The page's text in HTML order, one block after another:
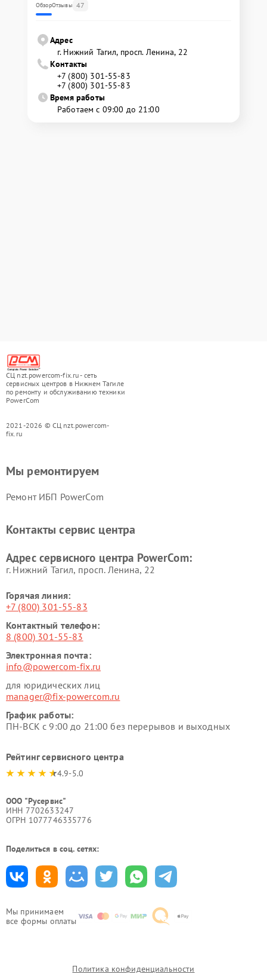
ОбзорОтзывы 47
Адрес
г. Нижний Тагил, просп. Ленина, 22
Контакты
+7 (800) 301-55-83
+7 (800) 301-55-83
Время работы
Работаем с 09:00 до 21:00
СЦ nzt.powercom-fix.ru - сеть
сервисных центров в Нижнем Тагиле
по ремонту и обслуживанию техники
PowerCom
2021-2026 © СЦ nzt.powercom-
fix.ru
Мы принимаем
все формы оплаты
Мы ремонтируем
Ремонт ИБП PowerCom
Контакты сервис центра
Адрес сервисного центра PowerCom:
г. Нижний Тагил, просп. Ленина, 22
Горячая линия:
+7 (800) 301-55-83
Контактный телефон:
8 (800) 301-55-83
Электронная почта:
info@powercom-fix.ru
для юридических лиц
manager@fix-powercom.ru
График работы:
ПН-ВСК с 9:00 до 21:00 без перерывов и выходных
Рейтинг сервисного центра
4.9-5.0
ООО "Русервис"
ИНН 7702633247
ОГРН 1077746335776
Поделиться в соц. сетях:
Политика конфиденциальности